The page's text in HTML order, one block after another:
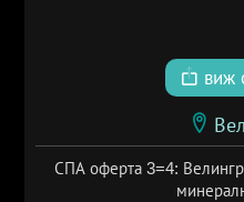
виж
СПА оферта 3=4: